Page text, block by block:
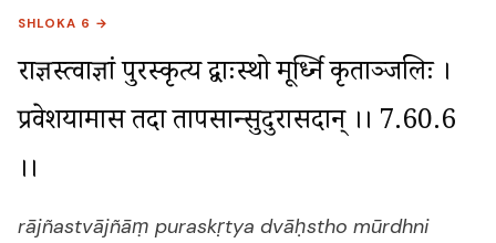
SHLOKA 6 →
राज्ञस्त्वाज्ञां पुरस्कृत्य द्वाःस्थो मूर्ध्नि कृताञ्जलिः ।
प्रवेशयामास तदा तापसान्सुदुरासदान् ।। 7.60.6
।।
rājñastvājñāṃ puraskṛtya dvāḥstho mūrdhni